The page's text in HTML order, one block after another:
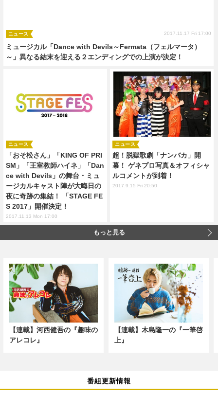
ミュージカル「Dance with Devils～Fermata（フェルマータ）
～」異なる結末を迎える２エンディングでの上演が決定！
ニュース 2017.11.17 Fri 17:00
「おそ松さん」「KING OF PRI
SM」「王室教師ハイネ」「Dan
ce with Devils」の舞台・ミュ
ージカルキャスト陣が大晦日の
夜に奇跡の集結！ 「STAGE FE
S 2017」開催決定！
ニュース
2017.11.13 Mon 17:00
超！脱獄歌劇「ナンバカ」開
幕！ ゲネプロ写真＆オフィシャ
ルコメントが到着！
ニュース
2017.9.15 Fri 20:50
もっと見る
【連載】河西健吾の『趣味の
アレコレ』
【連載】木島隆一の『一筆啓
上』
番組更新情報